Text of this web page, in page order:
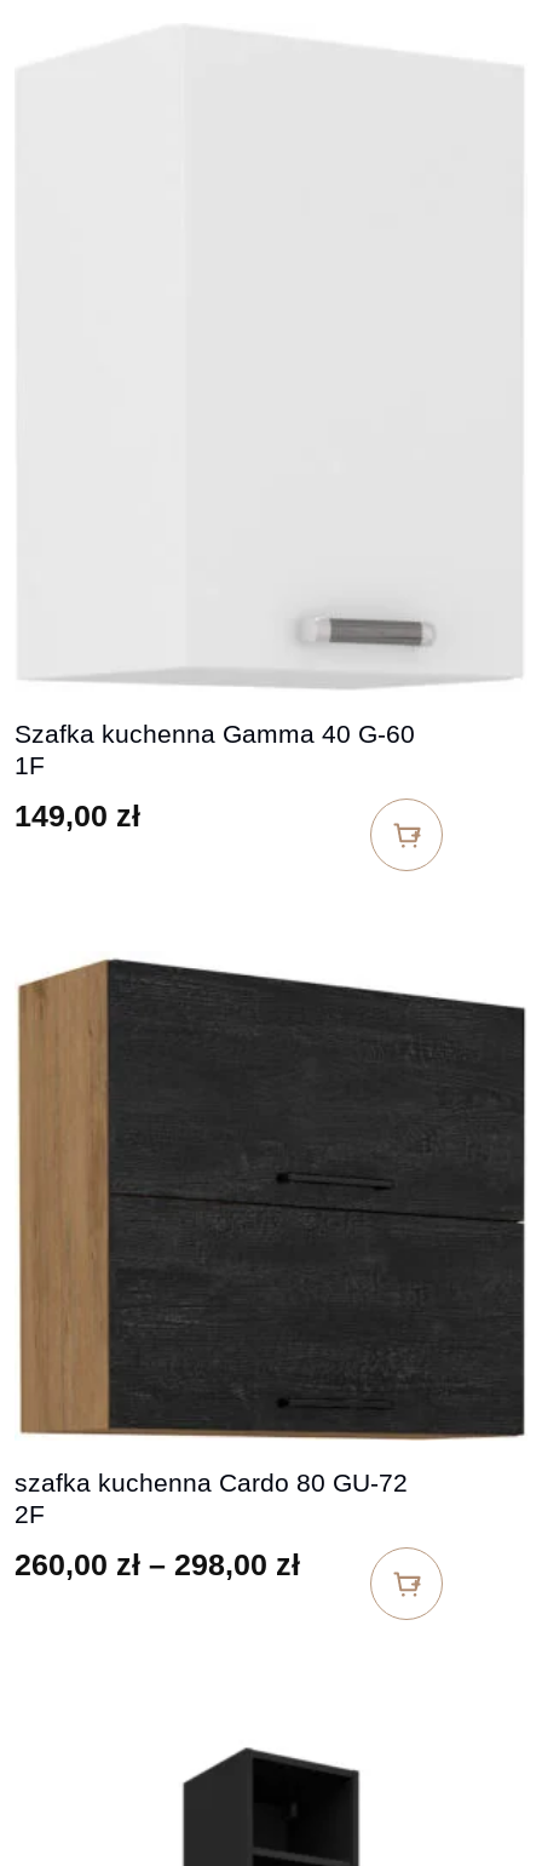
Szafka kuchenna Gamma 40 G-60
1F
149,00 zł
szafka kuchenna Cardo 80 GU-72
2F
260,00 zł – 298,00 złZakres cen: od